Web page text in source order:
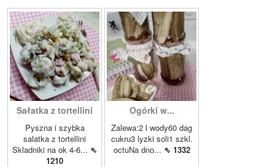
Sałatka z tortellini
Pyszna i szybka
salatka z tortellini
Skladniki na ok 4-6... ⇖
1210
Ogórki w...
Zalewa:2 l wody60 dag
cukru3 lyzki soli1 szkl.
octuNa dno... ⇖ 1332